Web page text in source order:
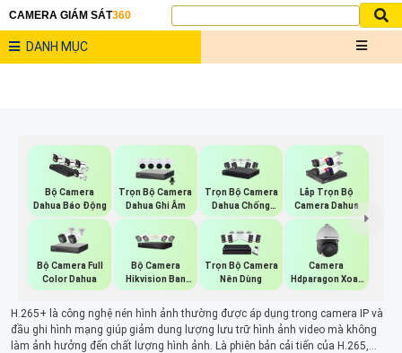
CAMERA GIÁM SÁT360
DANH MỤC
Bộ Camera
Dahua Báo Động
Trọn Bộ Camera
Dahua Ghi Âm
Trọn Bộ Camera
Dahua Chống
Trộm
Lắp Trọn Bộ
Camera Dahua
Bộ Camera Full
Color Dahua
Bộ Camera
Hikvision Ban
Đêm Có Màu
Trọn Bộ Camera
Nên Dùng
Camera
Hdparagon Xoay
360 Độ
H.265+ là công nghệ nén hình ảnh thường được áp dụng trong camera IP và
đầu ghi hình mạng giúp giảm dung lượng lưu trữ hình ảnh video mà không
làm ảnh hưởng đến chất lượng hình ảnh. Là phiên bản cải tiến của H.265,